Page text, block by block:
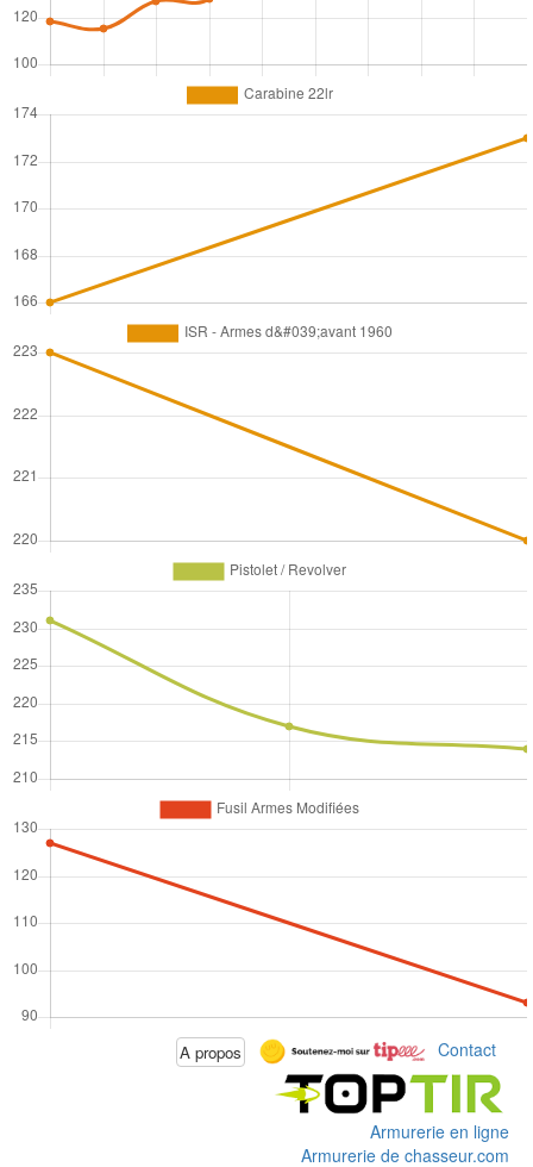
A propos Contact
Armurerie en ligne
Armurerie de chasseur.com